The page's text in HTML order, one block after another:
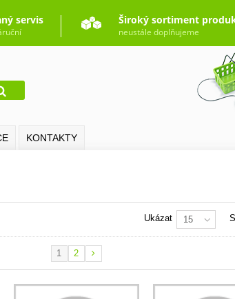
servis Široký sortiment
neustále doplňujeme
KONTAKTY
Ukázat 15
1 2